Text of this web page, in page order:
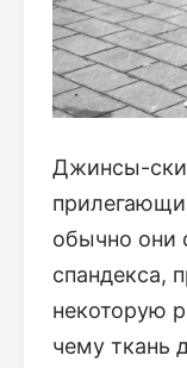
Джинсы-
обычно они
спандекса,
некоторую
чему ткань